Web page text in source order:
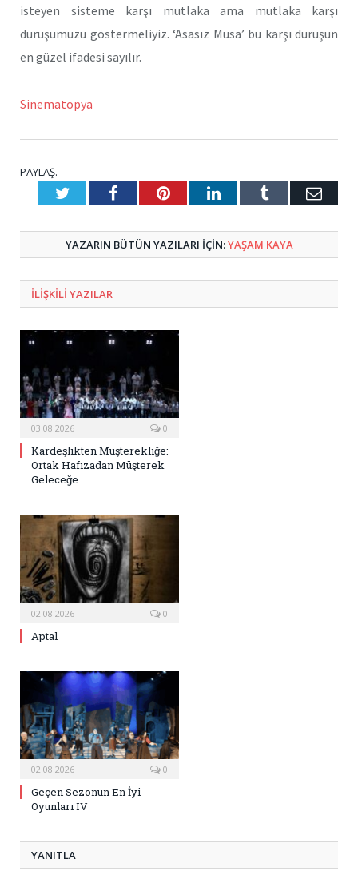
isteyen sisteme karşı mutlaka ama mutlaka karşı
duruşumuzu göstermeliyiz. ‘Asasız Musa’ bu karşı duruşun
en güzel ifadesi sayılır.
Sinematopya
PAYLAŞ.
TwitterFacebookPinterestLinkedInTumblr E-
YAZARIN BÜTÜN YAZILARI IÇIN:YAŞAM KAYA
ILIŞKILI YAZILAR
03.08.2026 0
Kardeşlikten Müşterekliğe:
Ortak Hafızadan Müşterek
Geleceğe
02.08.2026 0
Aptal
02.08.2026 0
Geçen Sezonun En İyi
Oyunları IV
YANITLA